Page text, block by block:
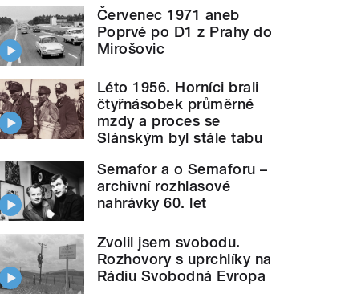
Červenec 1971 aneb
Poprvé po D1 z Prahy do
Mirošovic
Léto 1956. Horníci brali
čtyřnásobek průměrné
mzdy a proces se
Slánským byl stále tabu
Semafor a o Semaforu –
archivní rozhlasové
nahrávky 60. let
Zvolil jsem svobodu.
Rozhovory s uprchlíky na
Rádiu Svobodná Evropa